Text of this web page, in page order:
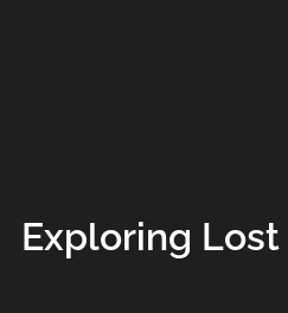
Exploring